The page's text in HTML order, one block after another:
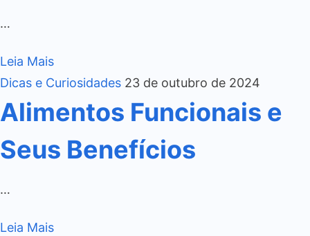
…
Leia Mais
Dicas e Curiosidades 23 de outubro de 2024
Alimentos Funcionais e
Seus Benefícios
…
Leia Mais